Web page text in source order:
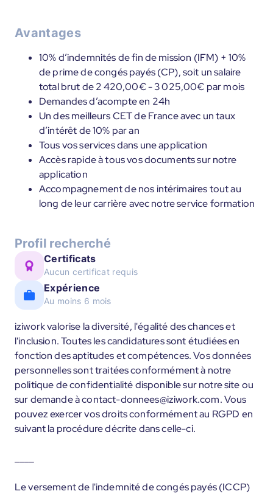
Avantages
10% d’indemnités de fin de mission (IFM) + 10%
de prime de congés payés (CP), soit un salaire
total brut de 2 420,00€ - 3 025,00€ par mois
Demandes d’acompte en 24h
Un des meilleurs CET de France avec un taux
d’intérêt de 10% par an
Tous vos services dans une application
Accès rapide à tous vos documents sur notre
application
Accompagnement de nos intérimaires tout au
long de leur carrière avec notre service formation
Profil recherché
Certificats
Aucun certificat requis
Expérience
Au moins 6 mois
iziwork valorise la diversité, l'égalité des chances et
l'inclusion. Toutes les candidatures sont étudiées en
fonction des aptitudes et compétences. Vos données
personnelles sont traitées conformément à notre
politique de confidentialité disponible sur notre site ou
sur demande à contact-donnees@iziwork.com. Vous
pouvez exercer vos droits conformément au RGPD en
suivant la procédure décrite dans celle-ci.
Le versement de l'indemnité de congés payés (ICCP)